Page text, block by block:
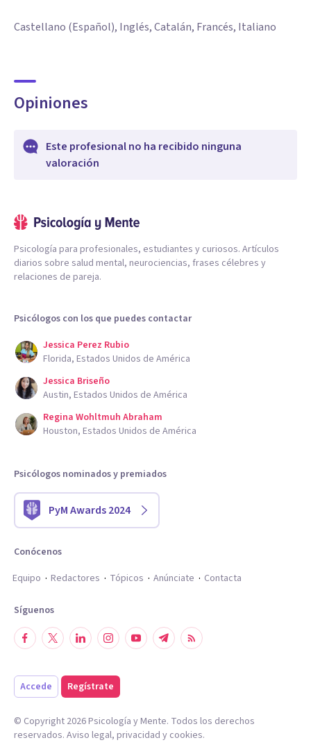
Castellano (Español), Inglés, Catalán, Francés, Italiano
Opiniones
Este profesional no ha recibido ninguna
valoración
Psicología para profesionales, estudiantes y curiosos. Artículos
diarios sobre salud mental, neurociencias, frases célebres y
relaciones de pareja.
Psicólogos con los que puedes contactar
Jessica Perez Rubio
Florida, Estados Unidos de América
Jessica Briseño
Austin, Estados Unidos de América
Regina Wohltmuh Abraham
Houston, Estados Unidos de América
Psicólogos nominados y premiados
PyM Awards 2024
Conócenos
Equipo
Redactores Tópicos Anúnciate Contacta
Síguenos
Accede Regístrate
© Copyright 2026Psicología y Mente. Todos los derechos
reservados. Aviso legal, privacidad y cookies.